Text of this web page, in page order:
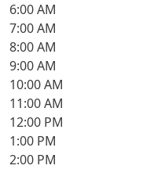
6:00 AM
7:00 AM
8:00 AM
9:00 AM
10:00 AM
11:00 AM
12:00 PM
1:00 PM
2:00 PM